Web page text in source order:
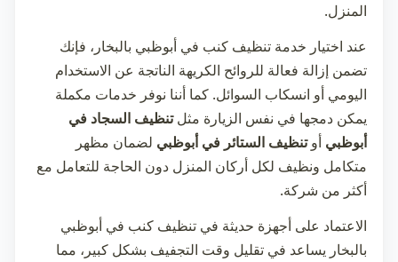
المنزل.
عند اختيار خدمة تنظيف كنب في أبوظبي بالبخار، فإنك
تضمن إزالة فعالة للروائح الكريهة الناتجة عن الاستخدام
اليومي أو انسكاب السوائل. كما أننا نوفر خدمات مكملة
يمكن دمجها في نفس الزيارة مثلتنظيف السجاد في
أبوظبي أوتنظيف الستائر في أبوظبي لضمان مظهر
متكامل ونظيف لكل أركان المنزل دون الحاجة للتعامل مع
أكثر من شركة.
الاعتماد على أجهزة حديثة في تنظيف كنب في أبوظبي
بالبخار يساعد في تقليل وقت التجفيف بشكل كبير، مما